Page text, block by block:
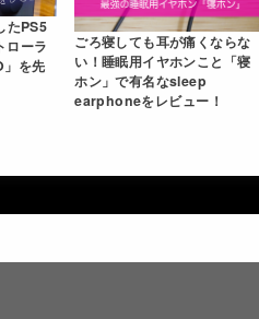
たPS5
ローラ
を先
ごろ寝しても耳が痛くならな
い！睡眠用イヤホンこと「寝
ホン」で有名なsleep
earphoneをレビュー！